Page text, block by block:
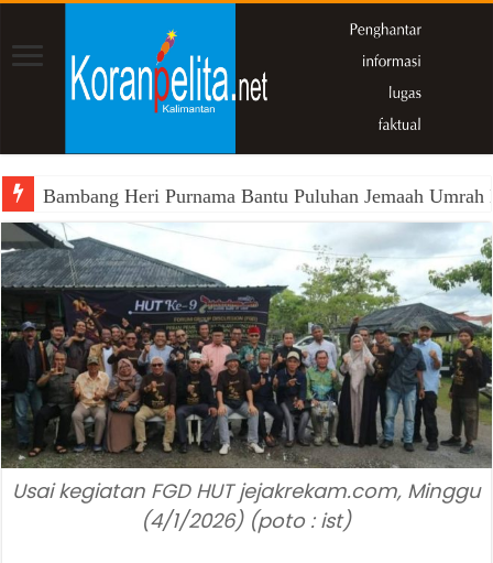
Bambang Heri Purnama Bantu Puluhan Jemaah
Usai kegiatan FGD HUT jejakrekam.com, Minggu
(4/1/2026) (poto : ist)